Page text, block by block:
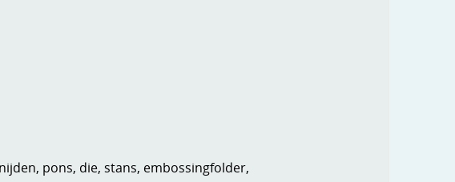
pons, die, stans, embossingfolder,